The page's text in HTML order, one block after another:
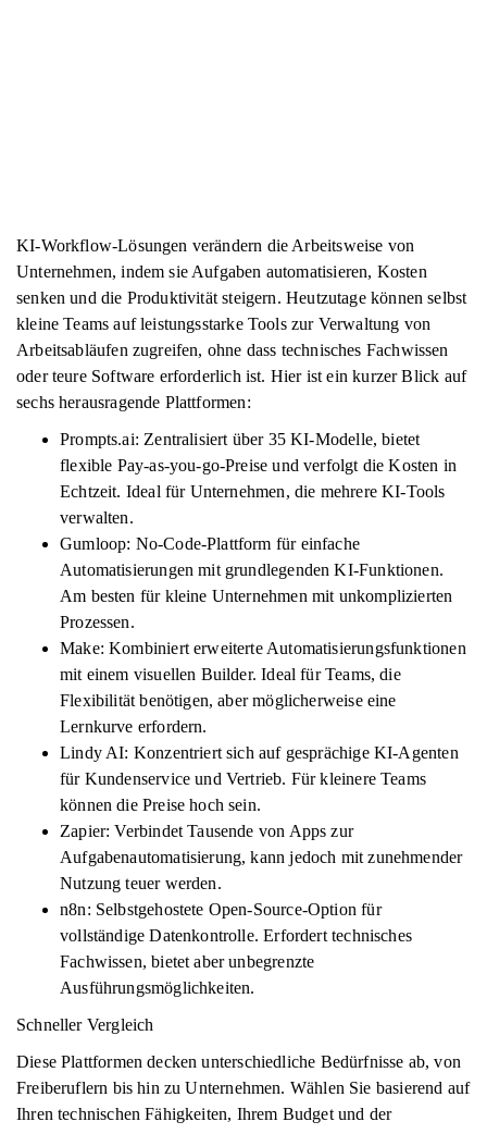
KI-Workflow-Lösungen verändern die Arbeitsweise von
Unternehmen, indem sie Aufgaben automatisieren, Kosten
senken und die Produktivität steigern. Heutzutage können selbst
kleine Teams auf leistungsstarke Tools zur Verwaltung von
Arbeitsabläufen zugreifen, ohne dass technisches Fachwissen
oder teure Software erforderlich ist. Hier ist ein kurzer Blick auf
sechs herausragende Plattformen:
Prompts.ai: Zentralisiert über 35 KI-Modelle, bietet
flexible Pay-as-you-go-Preise und verfolgt die Kosten in
Echtzeit. Ideal für Unternehmen, die mehrere KI-Tools
verwalten.
Gumloop: No-Code-Plattform für einfache
Automatisierungen mit grundlegenden KI-Funktionen.
Am besten für kleine Unternehmen mit unkomplizierten
Prozessen.
Make: Kombiniert erweiterte Automatisierungsfunktionen
mit einem visuellen Builder. Ideal für Teams, die
Flexibilität benötigen, aber möglicherweise eine
Lernkurve erfordern.
Lindy AI: Konzentriert sich auf gesprächige KI-Agenten
für Kundenservice und Vertrieb. Für kleinere Teams
können die Preise hoch sein.
Zapier: Verbindet Tausende von Apps zur
Aufgabenautomatisierung, kann jedoch mit zunehmender
Nutzung teuer werden.
n8n: Selbstgehostete Open-Source-Option für
vollständige Datenkontrolle. Erfordert technisches
Fachwissen, bietet aber unbegrenzte
Ausführungsmöglichkeiten.
Schneller Vergleich
Diese Plattformen decken unterschiedliche Bedürfnisse ab, von
Freiberuflern bis hin zu Unternehmen. Wählen Sie basierend auf
Ihren technischen Fähigkeiten, Ihrem Budget und der